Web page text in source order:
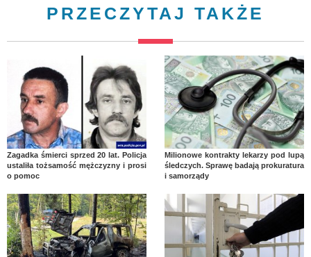
PRZECZYTAJ TAKŻE
Zagadka śmierci sprzed 20 lat. Policja
ustaliła tożsamość mężczyzny i prosi
o pomoc
Milionowe kontrakty lekarzy pod lupą
śledczych. Sprawę badają prokuratura
i samorządy